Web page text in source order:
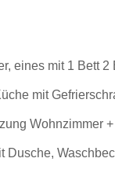
eines mit 1 Bett
mit
Wohnzimmer
Dusche,